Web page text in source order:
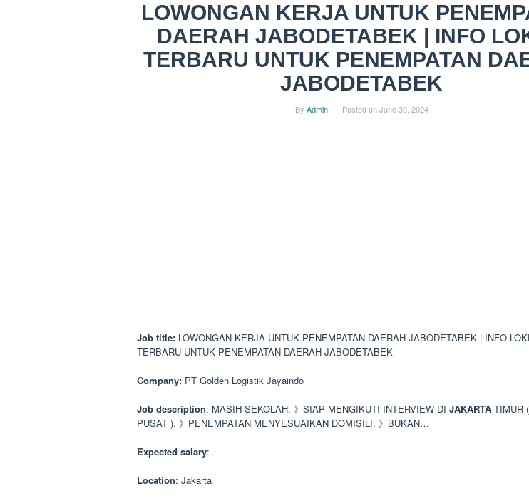
LOWONGAN KERJA UNTUK
DAERAH JABODETABEK | INFO
TERBARU UNTUK PENEMPATAN
JABODETABEK
By Admin Posted onJune 30, 2024
Job title: LOWONGAN KERJA UNTUK PENEMPATAN DAERAH JABODETABEK | INFO
TERBARU UNTUK PENEMPATAN DAERAH JABODETABEK
Company: PT Golden Logistik Jayaindo
Job description: MASIH SEKOLAH. 》SIAP MENGIKUTI INTERVIEW DI JAKARTA TIMUR
PUSAT ). 》PENEMPATAN MENYESUAIKAN DOMISILI. 》BUKAN…
Expected salary:
Location: Jakarta